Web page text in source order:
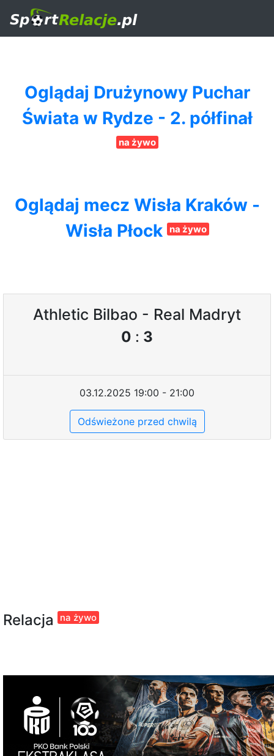
Oglądaj Drużynowy Puchar
Świata w Rydze - 2. półfinał
na żywo
Oglądaj mecz Wisła Kraków -
Wisła Płock
na żywo
Athletic Bilbao - Real Madryt
0 : 3
03.12.2025 19:00 - 21:00
Odświeżone przed chwilą
Relacja na żywo